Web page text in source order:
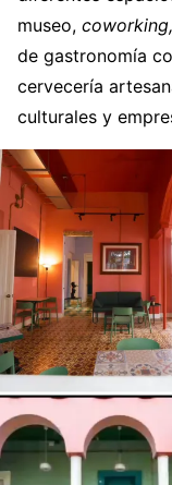
museo, coworking,
de gastronomía
cervecería
culturales y